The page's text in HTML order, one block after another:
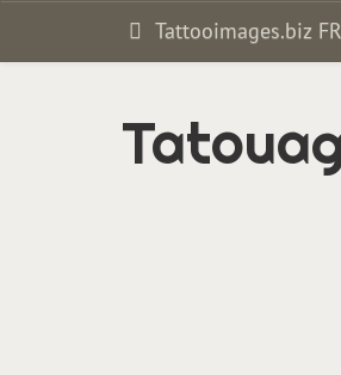
Tattooimages.biz FR